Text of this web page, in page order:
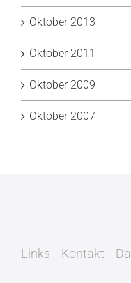
Oktober 2013
Oktober 2011
Oktober 2009
Oktober 2007
Links Kontakt